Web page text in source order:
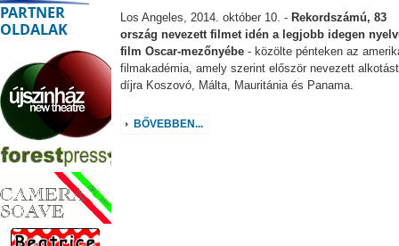
Los Angeles, 2014. október 10. - Rekordszámú, 83
ország nevezett filmet idén a legjobb idegen
film Oscar-mezőnyébe- közölte pénteken az
filmakadémia, amely szerint először nevezett
díjra Koszovó, Málta, Mauritánia és Panama.
BŐVEBBEN...
PARTNER
OLDALAK